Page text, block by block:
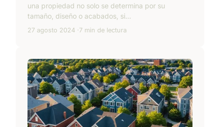
una propiedad no solo se determina por su
tamaño, diseño o acabados, si...
27 agosto 2024 7 min de lectura